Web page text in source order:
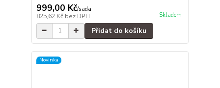
999,00 Kč/sada
825,62 Kč bez DPH Skladem
Přidat do košíku
Novinka